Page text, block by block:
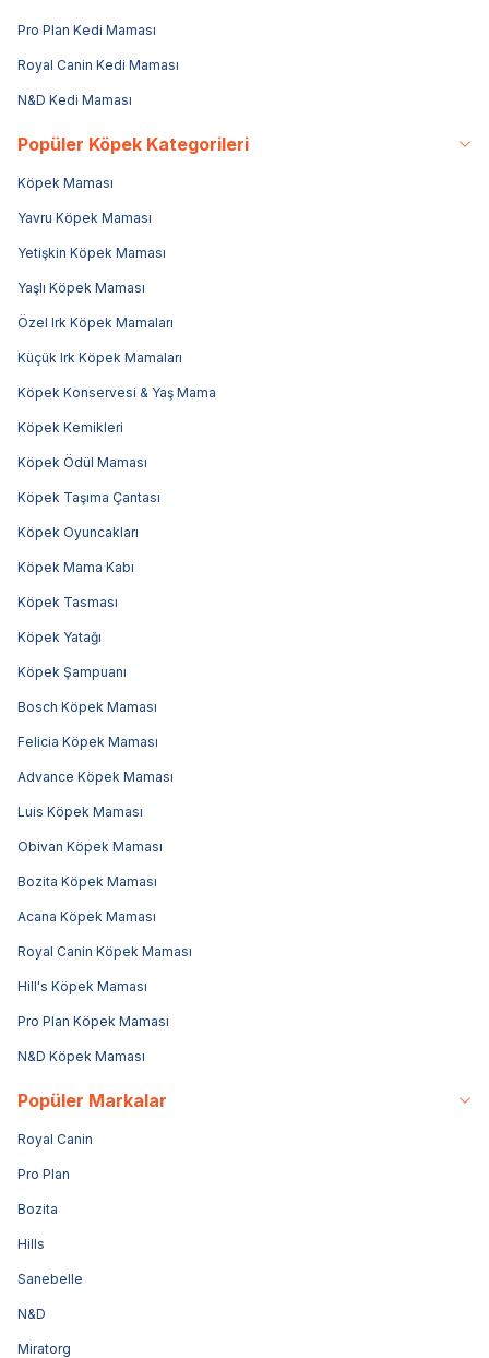
Pro Plan Kedi Maması
Royal Canin Kedi Maması
N&D Kedi Maması
Popüler Köpek Kategorileri
Köpek Maması
Yavru Köpek Maması
Yetişkin Köpek Maması
Yaşlı Köpek Maması
Özel Irk Köpek Mamaları
Küçük Irk Köpek Mamaları
Köpek Konservesi & Yaş Mama
Köpek Kemikleri
Köpek Ödül Maması
Köpek Taşıma Çantası
Köpek Oyuncakları
Köpek Mama Kabı
Köpek Tasması
Köpek Yatağı
Köpek Şampuanı
Bosch Köpek Maması
Felicia Köpek Maması
Advance Köpek Maması
Luis Köpek Maması
Obivan Köpek Maması
Bozita Köpek Maması
Acana Köpek Maması
Royal Canin Köpek Maması
Hill's Köpek Maması
Pro Plan Köpek Maması
N&D Köpek Maması
Popüler Markalar
Royal Canin
Pro Plan
Bozita
Hills
Sanebelle
N&D
Miratorg